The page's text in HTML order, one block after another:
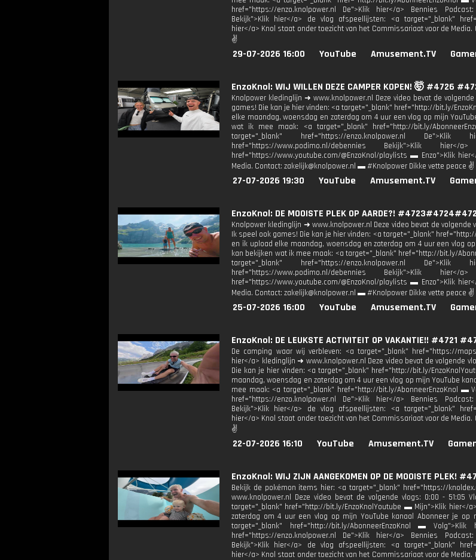
href="https://enzo.knolpower.nl De">Klik hier</a> Bennies
Bekijk">Klik hier</a> de vlog afspeellijsten: <a target="_blank"
hier</a> Knol staat onder toezicht van het Commissariaat voor de
✌
29-07-2026 16:00 YouTube Amusement.TV
EnzoKnol: WIJ WILLEN DEZE CAMPER KOPEN! 🤯 #4726
Knolpower kledinglijn ➜ www.knolpower.nl Deze video bevat de
games! Die kan je hier vinden: <a target="_blank" href="http://bit.ly/
elke maandag, woensdag en zaterdag om 4 uur een vlog op mijn
wat ik mee maak: <a target="_blank" href="http://bit.ly/
target="_blank" href="https://enzo.knolpower.nl
href="https://www.podimo.nl/debennies Bekijk">Klik
href="https://www.youtube.com/@EnzoKnol/playlists ▬ Enzo">Klik
Media. Contact: zakelijk@knolpower.nl ▬ #Knolpower Dikke vette peace ✌
27-07-2026 19:30 YouTube Amusement.TV
EnzoKnol: DE MOOISTE PLEK OP AARDE?!
Knolpower kledinglijn ➜ www.knolpower.nl Deze video bevat de volgende
Ik speel ook games! Die kan je hier vinden: <a target="_blank"
en ik upload elke maandag, woensdag en zaterdag om 4 uur een vlog
kan bekijken wat ik mee maak: <a target="_blank" href="http://bit.ly/
target="_blank" href="https://enzo.knolpower.nl
href="https://www.podimo.nl/debennies Bekijk">Klik
href="https://www.youtube.com/@EnzoKnol/playlists ▬ Enzo">Klik
Media. Contact: zakelijk@knolpower.nl ▬ #Knolpower Dikke vette peace ✌
25-07-2026 16:00 YouTube Amusement.TV
EnzoKnol: DE LEUKSTE ACTIVITEIT OP VAKANTIE!! #4721
De camping waar wij verbleven: <a target="_blank" href="https://
hier</a> kledinglijn ➜ www.knolpower.nl Deze video bevat de volgende
Die kan je hier vinden: <a target="_blank" href="http://bit.ly/
maandag, woensdag en zaterdag om 4 uur een vlog op mijn YouTube
mee maak: <a target="_blank" href="http://bit.ly/AbonneerEnzoKnol ▬
href="https://enzo.knolpower.nl De">Klik hier</a> Bennies
Bekijk">Klik hier</a> de vlog afspeellijsten: <a target="_blank"
hier</a> Knol staat onder toezicht van het Commissariaat voor de
✌
22-07-2026 16:10 YouTube Amusement.TV
EnzoKnol: WIJ ZIJN AANGEKOMEN OP DE MOOISTE PLEK!
Bekijk de pokémon items hier: <a target="_blank" href="https://
www.knolpower.nl Deze video bevat de volgende vlogs: 0:00 -
target="_blank" href="http://bit.ly/EnzoKnolYoutube ▬ Mijn">Klik hier</
zaterdag om 4 uur een vlog op mijn YouTube kanaal Abonneer je
target="_blank" href="http://bit.ly/AbonneerEnzoKnol ▬
href="https://enzo.knolpower.nl De">Klik hier</a> Bennies
Bekijk">Klik hier</a> de vlog afspeellijsten: <a target="_blank"
hier</a> Knol staat onder toezicht van het Commissariaat voor de